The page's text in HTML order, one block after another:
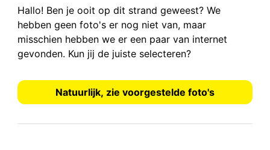
Hallo! Ben je ooit op dit strand geweest? We
hebbengeen foto's er nog niet van, maar
misschien hebben we er een paar van internet
gevonden. Kun jij de juiste selecteren?
Natuurlijk, zie voorgestelde foto's